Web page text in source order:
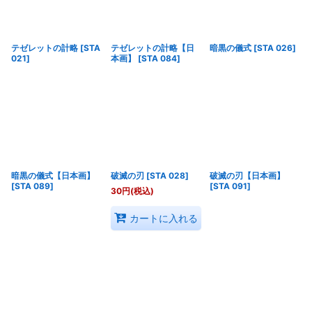
テゼレットの計略 [STA
021]
テゼレットの計略【日
本画】
[STA 084]
暗黒の儀式 [STA 026]
暗黒の儀式【日本画】
[STA 089]
破滅の刃 [STA 028]
30円(税込)
カートに入れる
破滅の刃【日本画】
[STA 091]